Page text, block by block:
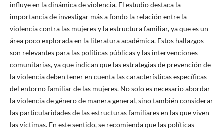
influye en la dinámica de violencia. El estudio destaca la
importancia de investigar más a fondo la relación entre la
violencia contra las mujeres y la estructura familiar, ya que es un
área poco explorada en la literatura académica. Estos hallazgos
son relevantes para las políticas públicas y las intervenciones
comunitarias, ya que indican que las estrategias de prevención de
la violencia deben tener en cuenta las características específicas
del entorno familiar de las mujeres. No solo es necesario abordar
la violencia de género de manera general, sino también considerar
las particularidades de las estructuras familiares en las que viven
las víctimas. En este sentido, se recomienda que las políticas